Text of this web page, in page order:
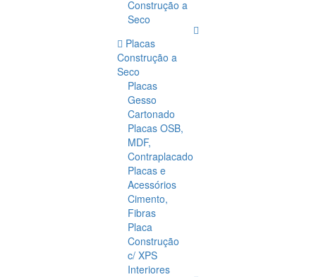
Construção a
Seco
Placas
Construção a
Seco
Placas
Gesso
Cartonado
Placas OSB,
MDF,
Contraplacado
Placas e
Acessórios
Cimento,
Fibras
Placa
Construção
c/ XPS
Interiores